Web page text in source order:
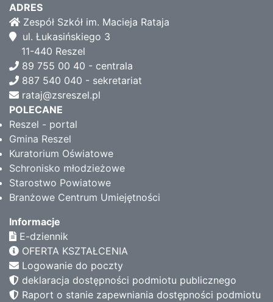
ADRES
Zespół Szkół im. Macieja Rataja
ul. Łukasińskiego 3
11-440 Reszel
89 755 00 40 - centrala
887 540 040 - sekretariat
rataj@zsreszel.pl
POLECANE
Reszel - portal
Gmina Reszel
Kuratorium Oświatowe
Schronisko młodzieżowe
Starostwo Powiatowe
Branżowe Centrum Umiejętności
Informacje
E-dziennik
OFERTA KSZTAŁCENIA
Logowanie do poczty
deklaracja dostępności podmiotu publicznego
Raport o stanie zapewniania dostępności podmiotu